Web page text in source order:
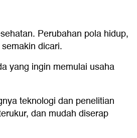
Perubahan pola hidup,
dicari.
yang ingin memulai usaha
teknologi dan penelitian
dan mudah diserap